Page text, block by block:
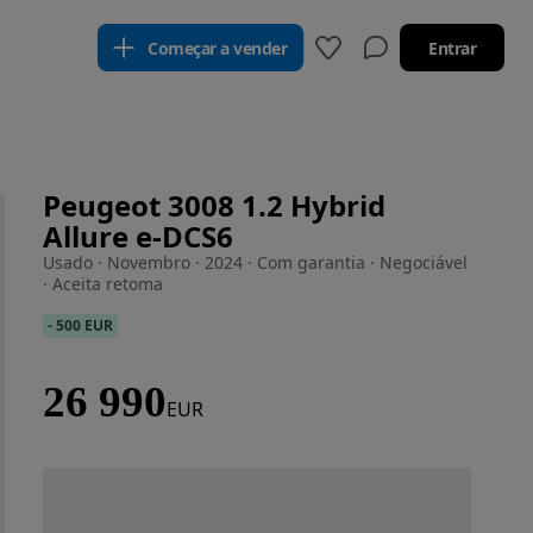
Começar a vender Entrar
Peugeot 3008 1.2 Hybrid
Allure e-DCS6
Usado · Novembro · 2024 · Com garantia · Negociável
· Aceita retoma
-500 EUR
26 990EUR